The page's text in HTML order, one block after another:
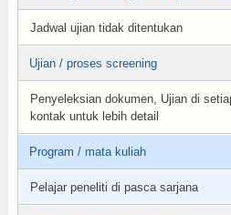
Jadwal ujian tidak ditentukan
Ujian / proses screening
Penyeleksian dokumen, Ujian di
kontak untuk lebih detail
Program / mata kuliah
Pelajar peneliti di pasca sarjana